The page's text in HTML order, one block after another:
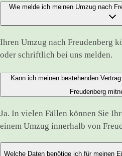
Wie melde ich meinen Umzug nach
Ihren Umzug nach Freudenberg
oder schriftlich bei uns melden.
Kann ich meinen bestehenden
Freudenberg
Ja. In vielen Fällen können Sie
einem Umzug innerhalb von
Welche Daten benötige ich für meinen